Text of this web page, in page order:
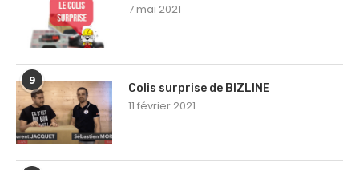
7 mai 2021
9
Colis surprise de BIZLINE
11 février 2021